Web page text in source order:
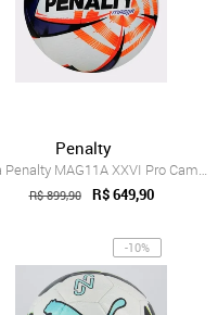
Penalty
Bola Penalty MAG11A XXVI Pro Campo
R$ 899,90 R$ 649,90
-10%